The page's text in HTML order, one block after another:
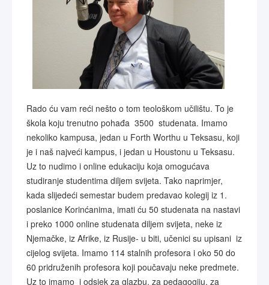
Rado ću vam reći nešto o tom teološkom učilištu. To je
škola koju trenutno pohađa 3500 studenata. Imamo
nekoliko kampusa, jedan u Forth Worthu u Teksasu, koji
je i naš najveći kampus, i jedan u Houstonu u Teksasu.
Uz to nudimo i online edukaciju koja omogućava
studiranje studentima diljem svijeta. Tako naprimjer,
kada slijedeći semestar budem predavao kolegij iz 1.
poslanice Korinćanima, imati ću 50 studenata na nastavi
i preko 1000 online studenata diljem svijeta, neke iz
Njemačke, iz Afrike, iz Rusije- u biti, učenici su upisani iz
cijelog svijeta. Imamo 114 stalnih profesora i oko 50 do
60 pridruženih profesora koji poučavaju neke predmete.
Uz to imamo i odsjek za glazbu, za pedagogiju, za